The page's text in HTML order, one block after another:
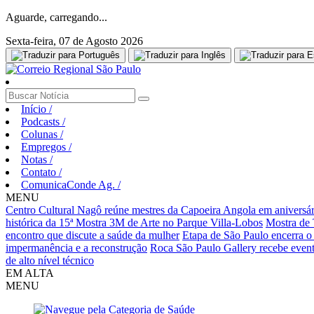
Aguarde, carregando...
Sexta-feira, 07 de Agosto 2026
Início /
Podcasts /
Colunas /
Empregos /
Notas /
Contato /
ComunicaConde Ag. /
MENU
Centro Cultural Nagô reúne mestres da Capoeira Angola em
histórica da 15ª Mostra 3M de Arte no Parque Villa-Lobos Mostra de
encontro que discute a saúde da mulher Etapa de São Paulo encerra
impermanência e a reconstrução Roca São Paulo Gallery recebe
de alto nível técnico
EM ALTA
MENU